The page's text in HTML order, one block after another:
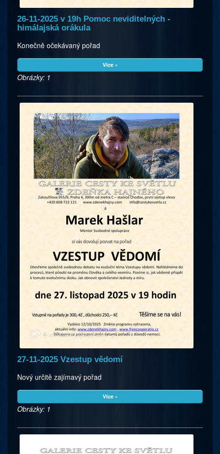
26-11-2025 v 19h Pomoc neviditelných -
himálajská orákula
Konečně očekávaný pořad
Více »
Obrázky: 1
27-11-2025 Vzestup vědomí
Nový určitě zajímavý pořad
Více »
Obrázky: 1